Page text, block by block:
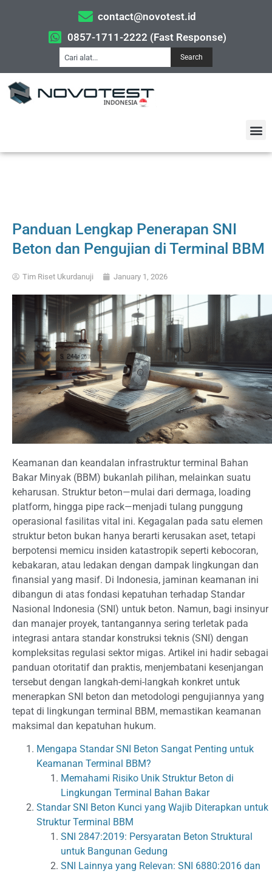
contact@novotest.id
0857-1711-2222 (Fast Response)
Search
Panduan Lengkap Penerapan SNI
Beton dan Pengujian di Terminal BBM
Tim Riset Ukurdanuji January 1, 2026
Keamanan dan keandalan infrastruktur terminal Bahan
Bakar Minyak (BBM) bukanlah pilihan, melainkan suatu
keharusan. Struktur beton—mulai dari dermaga, loading
platform, hingga pipe rack—menjadi tulang punggung
operasional fasilitas vital ini. Kegagalan pada satu elemen
struktur beton bukan hanya berarti kerusakan aset, tetapi
berpotensi memicu insiden katastropik seperti kebocoran,
kebakaran, atau ledakan dengan dampak lingkungan dan
finansial yang masif. Di Indonesia, jaminan keamanan ini
dibangun di atas fondasi kepatuhan terhadap Standar
Nasional Indonesia (SNI) untuk beton. Namun, bagi insinyur
dan manajer proyek, tantangannya sering terletak pada
integrasi antara standar konstruksi teknis (SNI) dengan
kompleksitas regulasi sektor migas. Artikel ini hadir sebagai
panduan otoritatif dan praktis, menjembatani kesenjangan
tersebut dengan langkah-demi-langkah konkret untuk
menerapkan SNI beton dan metodologi pengujiannya yang
tepat di lingkungan terminal BBM, memastikan keamanan
maksimal dan kepatuhan hukum.
Mengapa Standar SNI Beton Sangat Penting untuk
Keamanan Terminal BBM?
Memahami Risiko Unik Struktur Beton di
Lingkungan Terminal Bahan Bakar
Standar SNI Beton Kunci yang Wajib Diterapkan untuk
Struktur Terminal BBM
SNI 2847:2019: Persyaratan Beton Struktural
untuk Bangunan Gedung
SNI Lainnya yang Relevan: SNI 6880:2016 dan